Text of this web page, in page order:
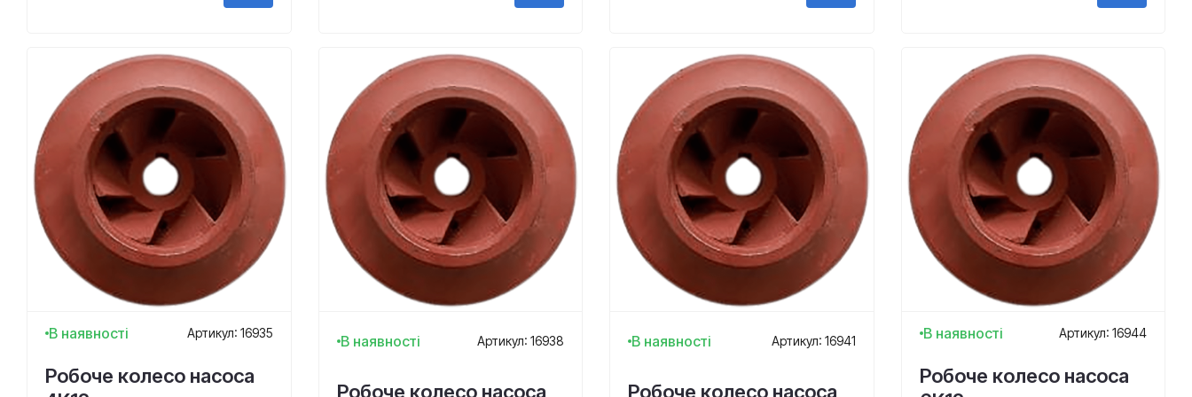
В наявності Артикул: 16935
Робоче колесо насоса
В наявності Артикул: 16938
Робоче колесо насоса
В наявності Артикул: 16941
Робоче колесо насоса
В наявності Артикул: 16944
Робоче колесо насоса